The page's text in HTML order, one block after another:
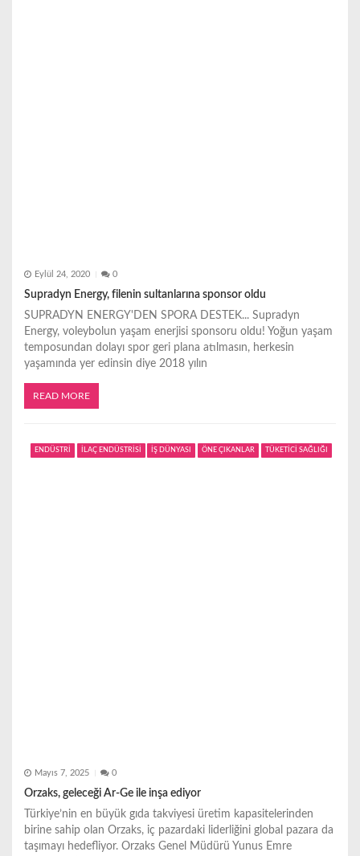
Eylül 24, 2020 0
Supradyn Energy, filenin sultanlarına sponsor oldu
SUPRADYN ENERGY'DEN SPORA DESTEK... Supradyn
Energy, voleybolun yaşam enerjisi sponsoru oldu! Yoğun yaşam
temposundan dolayı spor geri plana atılmasın, herkesin
yaşamında yer edinsin diye 2018 yılın
READ MORE
ENDÜSTRİ İLAÇ ENDÜSTRİSİ İŞ DÜNYASI ÖNE ÇIKANLAR TÜKETİCİ SAĞLIĞI
Mayıs 7, 2025 0
Orzaks, geleceği Ar-Ge ile inşa ediyor
Türkiye’nin en büyük gıda takviyesi üretim kapasitelerinden
birine sahip olan Orzaks, iç pazardaki liderliğini global pazara da
taşımayı hedefliyor. Orzaks Genel Müdürü Yunus Emre